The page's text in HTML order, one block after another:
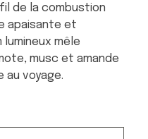
de la combustion
apaisante et
mêle
musc et amande
au voyage.